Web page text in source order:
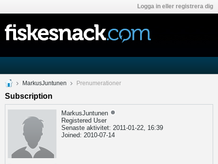
Logga in eller registrera dig
MarkusJuntunen Prenumerationer
Subscription
MarkusJuntunen
Registered User
Senaste aktivitet: 2011-01-22, 16:39
Joined: 2010-07-14